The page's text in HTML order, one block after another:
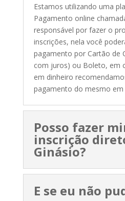
Estamos utilizando uma
Pagamento online
responsável por fazer o
inscrições, nela você
pagamento por Cartão de
com juros) ou Boleto, em
em dinheiro
pagamento do mesmo em
Posso fazer
inscrição
Ginásio?
E se eu não